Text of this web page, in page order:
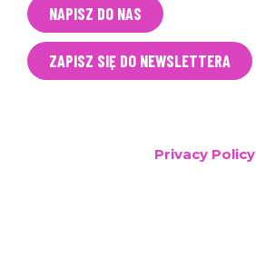
NAPISZ DO NAS
ZAPISZ SIĘ DO NEWSLETTERA
Privacy Policy